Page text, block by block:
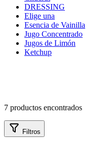
mayor
Estilo de Vida
Contáctanos
Nosotros
Ayuda
DRESSING
Elige una
Esencia de Vainilla
Jugo Concentrado
Jugos de Limón
Ketchup
7 productos encontrados
Filtros